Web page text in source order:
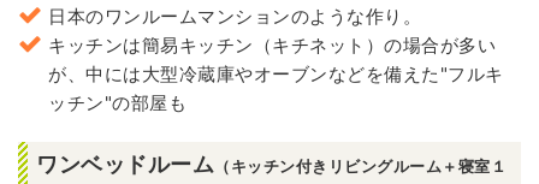
日本のワンルームマンションのような作り。
キッチンは簡易キッチン（キチネット）の場合が多い
が、中には大型冷蔵庫やオーブンなどを備えた"フルキ
ッチン"の部屋も
ワンベッドルーム （キッチン付きリビングルーム＋寝室１